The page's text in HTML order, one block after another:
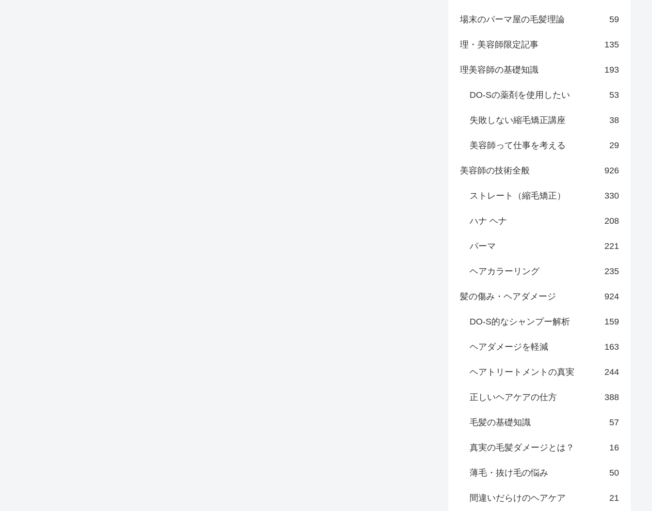
場末のパーマ屋の毛髪理論 59
理・美容師限定記事 135
理美容師の基礎知識 193
DO-Sの薬剤を使用したい 53
失敗しない縮毛矯正講座 38
美容師って仕事を考える 29
美容師の技術全般 926
ストレート（縮毛矯正） 330
ハナ ヘナ 208
パーマ 221
ヘアカラーリング 235
髪の傷み・ヘアダメージ 924
DO-S的なシャンプー解析 159
ヘアダメージを軽減 163
ヘアトリートメントの真実 244
正しいヘアケアの仕方 388
毛髪の基礎知識 57
真実の毛髪ダメージとは？ 16
薄毛・抜け毛の悩み 50
間違いだらけのヘアケア 21